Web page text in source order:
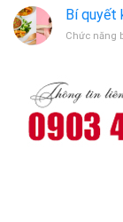
Bí quyết
Chức năng